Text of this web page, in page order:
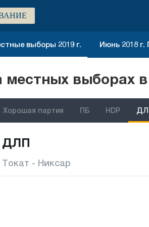
выборы 2019 г. Июнь 2018
выборах
Хорошая партия ПБ HDP
ДЛП
Токат - Никсар